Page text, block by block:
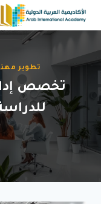
التجاوز
تطوير
تخصص